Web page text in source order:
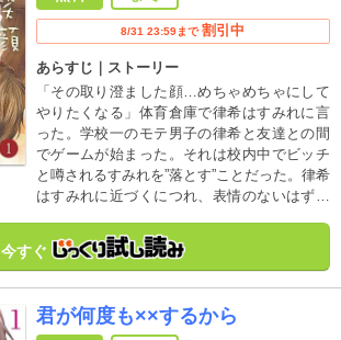
8/31 23:59まで 割引中
あらすじ｜ストーリー
「その取り澄ました顔…めちゃめちゃにして
やりたくなる」体育倉庫で律希はすみれに言
った。学校一のモテ男子の律希と友達との間
でゲームが始まった。それは校内中でビッチ
と噂されるすみれを”落とす”ことだった。律希
はすみれに近づくにつれ、表情のないはずの
つ二人の切ない恋物語。※本作品は
『Colorful!』に収録されています。
今すぐ
君が何度も××するから